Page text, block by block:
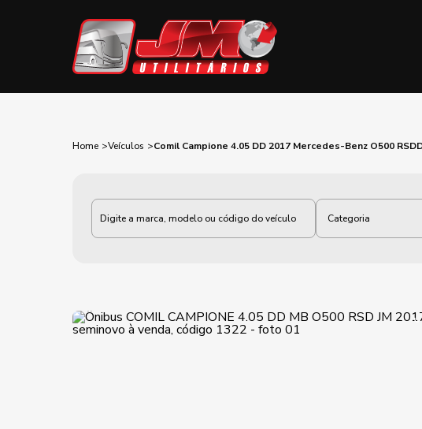
Home Veículos Comil Campione 4.05 DD 2017 Mercedes-Benz O500
Categoria